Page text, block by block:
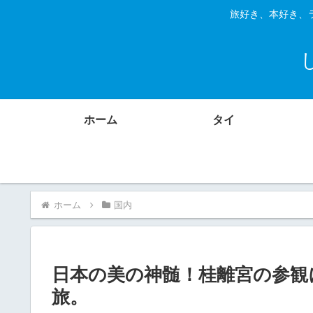
旅好き、本好き、
ホーム タイ
ホーム 国内
日本の美の神髄！桂離宮の参
旅。